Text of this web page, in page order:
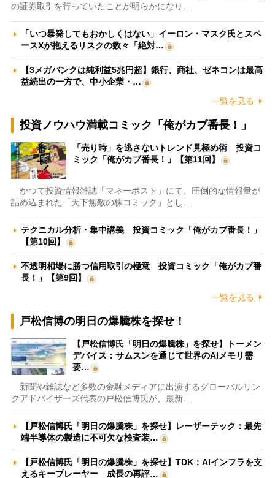
の証券取引を行っていたことが明らかになり…
「いつ暴発してもおかしくはない」イーロン・マスク氏とスペ
ースXが抱えるリスクの数々「絶対…
【3メガバンクは純利益5兆円超】銀行、商社、ゼネコンは最高
益続出の一方で、中小企業・…
一覧を見る
投資ノウハウ満載コミック「俺がカブ番長！」
「売り時」を逃さないトレンド見極め術 投資コ
ミック「俺がカブ番長！」【第11回】
かつて投資情報雑誌「マネーポスト」にて、圧倒的な情報量が
詰め込まれた「天下無敵の株コミック」とし…
テクニカル分析・集中講義 投資コミック「俺がカブ番長！」
【第10回】
不透明相場に勝つ信用取引の極意 投資コミック「俺がカブ番
長！」【第9回】
一覧を見る
戸松信博の明日の爆騰株を探せ！
【戸松信博氏「明日の爆騰株」を探せ】トーメン
デバイス：サムスンを通じて世界のAIメモリ需
要…
新聞や雑誌など多数の金融メディアに出演するグローバルリン
クアドバイザーズ代表の戸松信博氏が、最新…
【戸松信博氏「明日の爆騰株」を探せ】レーザーテック：最先
端半導体の製造に不可欠な検査装…
【戸松信博氏「明日の爆騰株」を探せ】TDK：AIインフラを支
えるキープレーヤー 成長の再評…